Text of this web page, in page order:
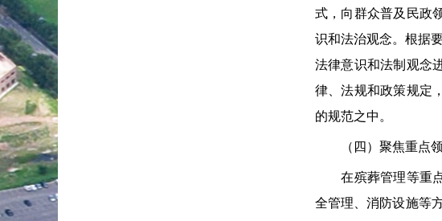
式，向群众普及民政
识和法治观念。根据
法律意识和法制观念
律、法规和政策规定
的规范之中。
（四）聚焦重点领
在殡葬管理等重点
全管理、消防设施等